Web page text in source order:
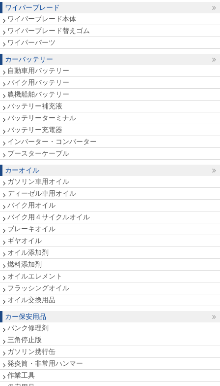
ワイパーブレード
ワイパーブレード本体
ワイパーブレード替えゴム
ワイパーパーツ
カーバッテリー
自動車用バッテリー
バイク用バッテリー
農機船舶バッテリー
バッテリー補充液
バッテリーターミナル
バッテリー充電器
インバーター・コンバーター
ブースターケーブル
カーオイル
ガソリン車用オイル
ディーゼル車用オイル
バイク用オイル
バイク用４サイクルオイル
ブレーキオイル
ギヤオイル
オイル添加剤
燃料添加剤
オイルエレメント
フラッシングオイル
オイル交換用品
カー保安用品
パンク修理剤
三角停止版
ガソリン携行缶
発炎筒・非常用ハンマー
作業工具